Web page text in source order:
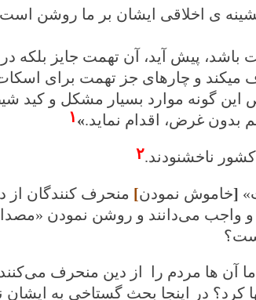
ی اخلاقی‌ ایشان بر ما روشن
پیش آید، آن تهمت جایز بلکه
و چاره‏ای جز تهمت برای اسکات
گونه موارد بسیار مشکل و کید
بدون غرض، اقدام نماید.
»۱
ناخشنودند.۲
[خاموش نمودن] منحرف کنندگان از
و واجب می‌‌دانند و روشن نمودن
ما آن ها مردم را از دین منحرف
کرد؟ در اینجا بحث گستاخی به